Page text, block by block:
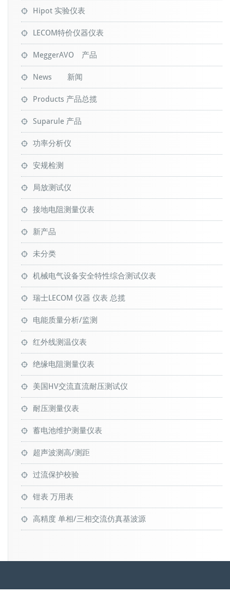
Hipot 实验仪表
LECOM特价仪器仪表
MeggerAVO 产品
News 新闻
Products 产品总揽
Suparule 产品
功率分析仪
安规检测
局放测试仪
接地电阻测量仪表
新产品
未分类
机械电气设备安全特性综合测试仪表
瑞士LECOM 仪器 仪表 总揽
电能质量分析/监测
红外线测温仪表
绝缘电阻测量仪表
美国HV交流直流耐压测试仪
耐压测量仪表
蓄电池维护测量仪表
超声波测高/测距
过流保护校验
钳表 万用表
高精度 单相/三相交流仿真基波源